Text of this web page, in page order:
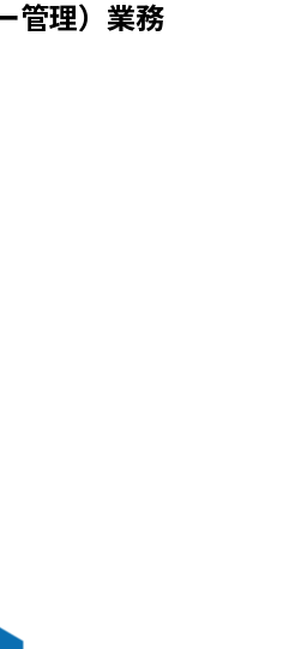
管理）業務